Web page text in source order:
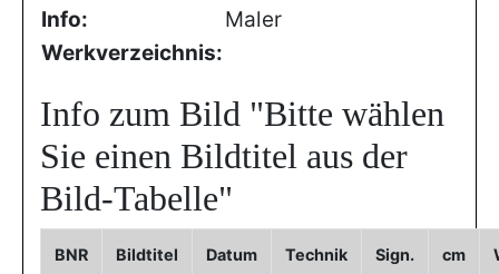
Info:
Maler
Werkverzeichnis:
Info zum Bild "Bitte wählen
Sie einen Bildtitel aus der
Bild-Tabelle"
BNR Bildtitel Datum Technik Sign. cm